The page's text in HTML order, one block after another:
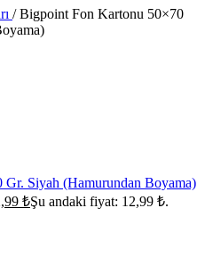
/ Bigpoint Fon Kartonu 50×70
Siyah (Hamurundan Boyama)
₺Şu andaki fiyat: 12,99 ₺.